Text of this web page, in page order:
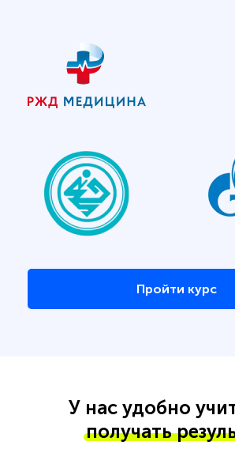
Пройти курс
У нас удобно
получать